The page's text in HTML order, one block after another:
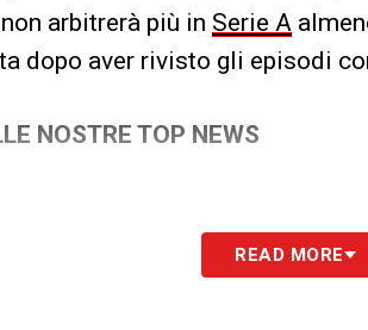
arbitrerà più in Serie A
dopo aver rivisto gli episodi
NOSTRE TOP NEWS
READ MORE